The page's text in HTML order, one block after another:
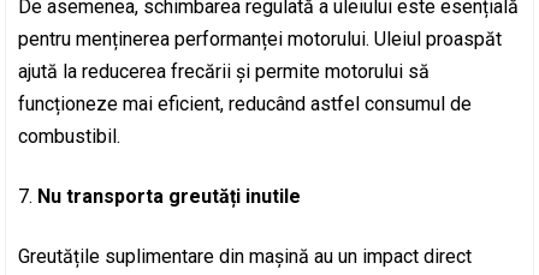
De asemenea, schimbarea regulată a uleiului este esențială
pentru menținerea performanței motorului. Uleiul proaspăt
ajută la reducerea frecării și permite motorului să
funcționeze mai eficient, reducând astfel consumul de
combustibil.
Nu transporta greutăți inutile
Greutățile suplimentare din mașină au un impact direct